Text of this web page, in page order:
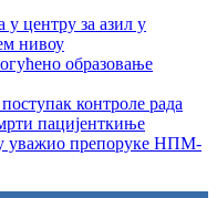
центру за азил у
нивоу
образовање
контроле рада
пацијенткиње
уважио препоруке НПМ-